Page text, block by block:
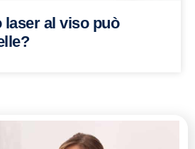
laser al viso può